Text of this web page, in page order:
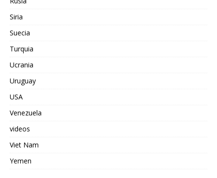
Siria
Suecia
Turquia
Ucrania
Uruguay
USA
Venezuela
videos
Viet Nam
Yemen